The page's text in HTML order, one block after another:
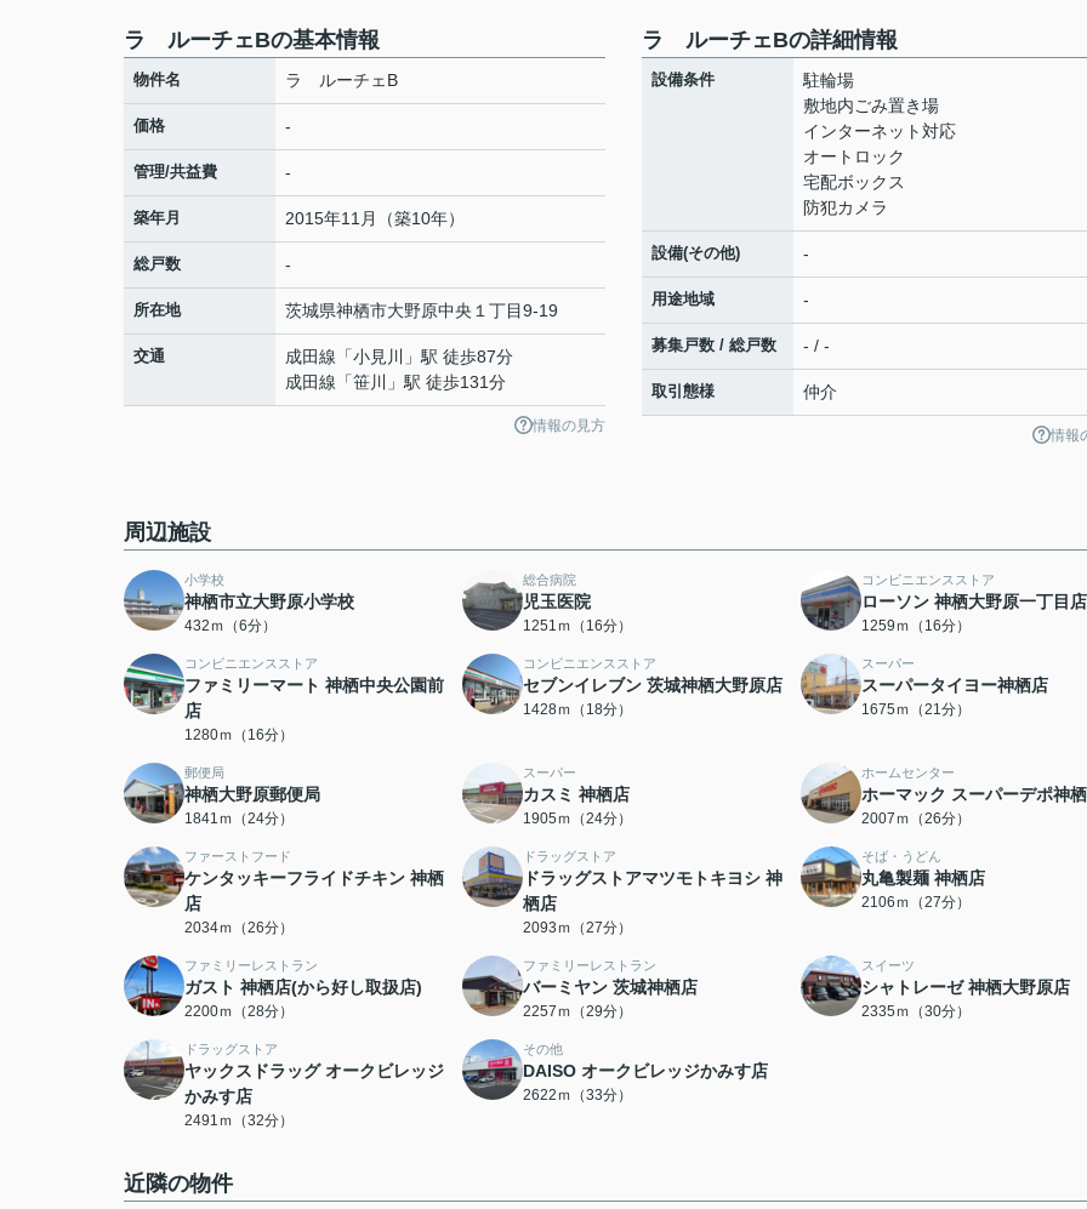
ラ ルーチェBの基本情報
物件名 ラ ルーチェB
価格 -
管理/共益費 -
築年月 2015年11月（築10年）
総戸数 -
所在地 茨城県神栖市大野原中央 １丁目9-19
交通 成田線 「小見川
」駅 徒歩87分
成田線 「笹川 」駅 徒歩131分
情報の見方
ラ ルーチェBの詳細情報
設備条件
駐輪場
敷地内ごみ置き場
インターネット対応
オートロック
宅配ボックス
防犯カメラ
設備(その他) -
用途地域 -
募集戸数 / 総戸数 - / -
取引態様 仲介
情報
周辺施設
小学校
神栖市立大野原小学校
432ｍ（6分）
総合病院
児玉医院
1251ｍ（16分）
コンビニエンスストア
ローソン 神栖大野原一丁目店
1259ｍ（16分）
コンビニエンスストア
ファミリーマート 神栖中央公園前
店
1280ｍ（16分）
コンビニエンスストア
セブンイレブン 茨城神栖大野原店
1428ｍ（18分）
スーパー
スーパータイヨー神栖店
1675ｍ（21分）
郵便局
神栖大野原郵便局
1841ｍ（24分）
スーパー
カスミ 神栖店
1905ｍ（24分）
ホームセンター
ホーマック スーパーデポ神
2007ｍ（26分）
ファーストフード
ケンタッキーフライドチキン 神栖
店
2034ｍ（26分）
ドラッグストア
ドラッグストアマツモトキヨシ 神
栖店
2093ｍ（27分）
そば・うどん
丸亀製麺 神栖店
2106ｍ（27分）
ファミリーレストラン
ガスト 神栖店(から好し取扱店)
2200ｍ（28分）
ファミリーレストラン
バーミヤン 茨城神栖店
2257ｍ（29分）
スイーツ
シャトレーゼ 神栖大野原店
2335ｍ（30分）
ドラッグストア
ヤックスドラッグ オークビレッジ
かみす店
2491ｍ（32分）
その他
DAISO オークビレッジかみす店
2622ｍ（33分）
近隣の物件